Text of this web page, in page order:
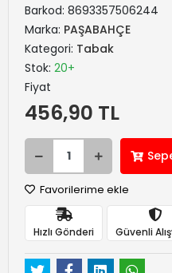
Barkod: 8693357506244
Marka: PAŞABAHÇE
Kategori: Tabak
Stok: 20+
Fiyat
456,90 TL
Favorilerime ekle
Hızlı Gönderi Güvenli